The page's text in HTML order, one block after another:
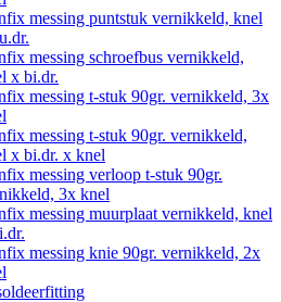
messing puntstuk vernikkeld, knel
messing schroefbus vernikkeld,
x bi.dr.
messing t-stuk 90gr. vernikkeld, 3x
messing t-stuk 90gr. vernikkeld,
x bi.dr. x knel
messing verloop t-stuk 90gr.
3x knel
messing muurplaat vernikkeld, knel
messing knie 90gr. vernikkeld, 2x